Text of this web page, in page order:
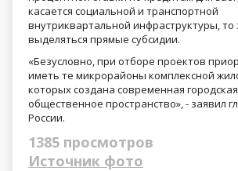
касается социальной и транспортной
внутриквартальной инфраструктуры, то
выделяться прямые субсидии.
«Безусловно, при отборе проектов
иметь те микрорайоны комплексной
которых создана современная
общественное пространство», - заявил
России.
1385 просмотров
Источник фото